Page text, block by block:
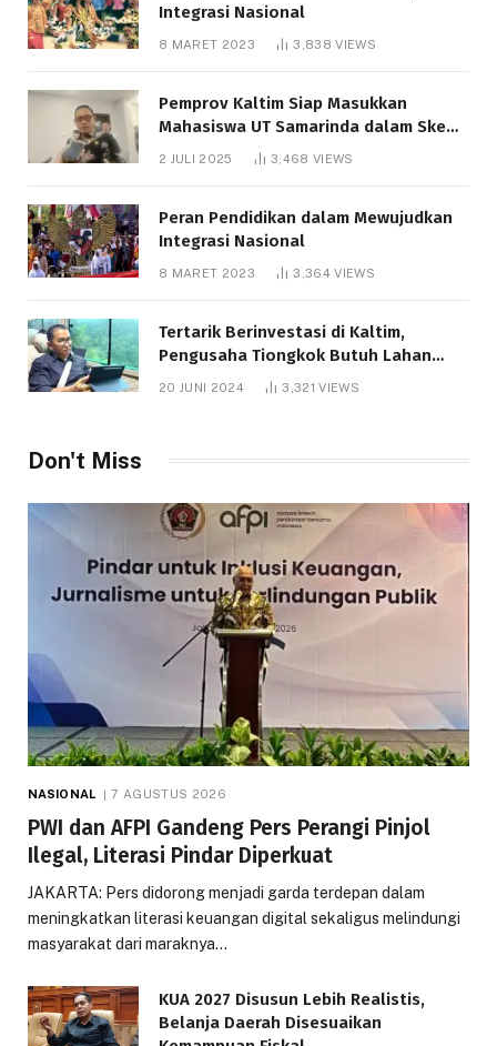
Integrasi Nasional
8 MARET 2023 3,838VIEWS
Pemprov Kaltim Siap Masukkan
Mahasiswa UT Samarinda dalam Skema
Bantuan Pendidikan Gratispol
2 JULI 2025 3,468 VIEWS
Peran Pendidikan dalam Mewujudkan
Integrasi Nasional
8 MARET 2023 3,364VIEWS
Tertarik Berinvestasi di Kaltim,
Pengusaha Tiongkok Butuh Lahan
1.000 Hektare
20 JUNI 2024 3,321VIEWS
Don't Miss
NASIONAL 7 AGUSTUS 2026
PWI dan AFPI Gandeng Pers Perangi Pinjol
Ilegal, Literasi Pindar Diperkuat
JAKARTA: Pers didorong menjadi garda terdepan dalam
meningkatkan literasi keuangan digital sekaligus melindungi
masyarakat dari maraknya…
KUA 2027 Disusun Lebih Realistis,
Belanja Daerah Disesuaikan